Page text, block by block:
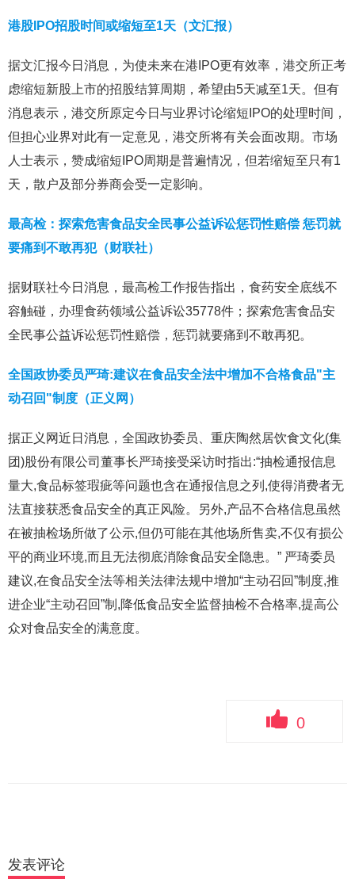
港股IPO招股时间或缩短至1天（文汇报）
据文汇报今日消息，为使未来在港IPO更有效率，港交所正考
虑缩短新股上市的招股结算周期，希望由5天减至1天。但有
消息表示，港交所原定今日与业界讨论缩短IPO的处理时间，
但担心业界对此有一定意见，港交所将有关会面改期。市场
人士表示，赞成缩短IPO周期是普遍情况，但若缩短至只有1
天，散户及部分券商会受一定影响。
最高检：探索危害食品安全民事公益诉讼惩罚性赔偿 惩罚就
要痛到不敢再犯（财联社）
据财联社今日消息，最高检工作报告指出，食药安全底线不
容触碰，办理食药领域公益诉讼35778件；探索危害食品安
全民事公益诉讼惩罚性赔偿，惩罚就要痛到不敢再犯。
全国政协委员严琦:建议在食品安全法中增加不合格食品"主
动召回"制度（正义网）
据正义网近日消息，全国政协委员、重庆陶然居饮食文化(集
团)股份有限公司董事长严琦接受采访时指出:“抽检通报信息
量大,食品标签瑕疵等问题也含在通报信息之列,使得消费者无
法直接获悉食品安全的真正风险。另外,产品不合格信息虽然
在被抽检场所做了公示,但仍可能在其他场所售卖,不仅有损公
平的商业环境,而且无法彻底消除食品安全隐患。” 严琦委员
建议,在食品安全法等相关法律法规中增加“主动召回”制度,推
进企业“主动召回”制,降低食品安全监督抽检不合格率,提高公
众对食品安全的满意度。
0
发表评论